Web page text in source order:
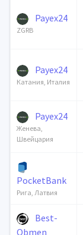
Payex24
ZGRB
Payex24
Катания, Италия
Payex24
Женева,
Швейцария
PocketBank
Рига, Латвия
Best-
Obmen